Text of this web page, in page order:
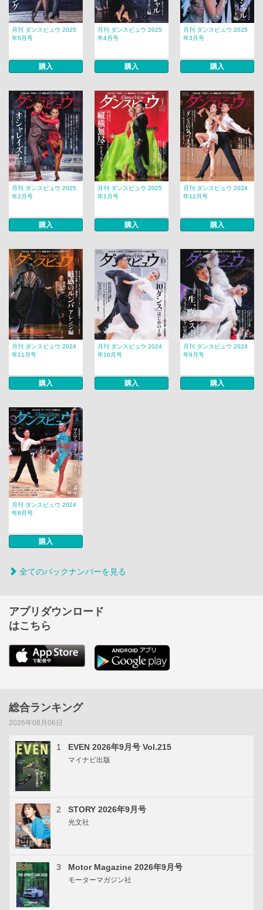
月刊 ダンスビュウ 2025
年5月号
購入
月刊 ダンスビュウ 2025
年4月号
購入
月刊 ダンスビュウ 2025
年3月号
購入
月刊 ダンスビュウ 2025
年2月号
購入
月刊 ダンスビュウ 2025
年1月号
購入
月刊 ダンスビュウ 2024
年12月号
購入
月刊 ダンスビュウ 2024
年11月号
購入
月刊 ダンスビュウ 2024
年10月号
購入
月刊 ダンスビュウ 2024
年9月号
購入
月刊 ダンスビュウ 2024
年8月号
購入
全てのバックナンバーを見る
アプリダウンロード
はこちら
総合ランキング
2026年08月06日
1 EVEN 2026年9月号 Vol.215
マイナビ出版
2 STORY 2026年9月号
光文社
3 Motor Magazine 2026年9月号
モーターマガジン社